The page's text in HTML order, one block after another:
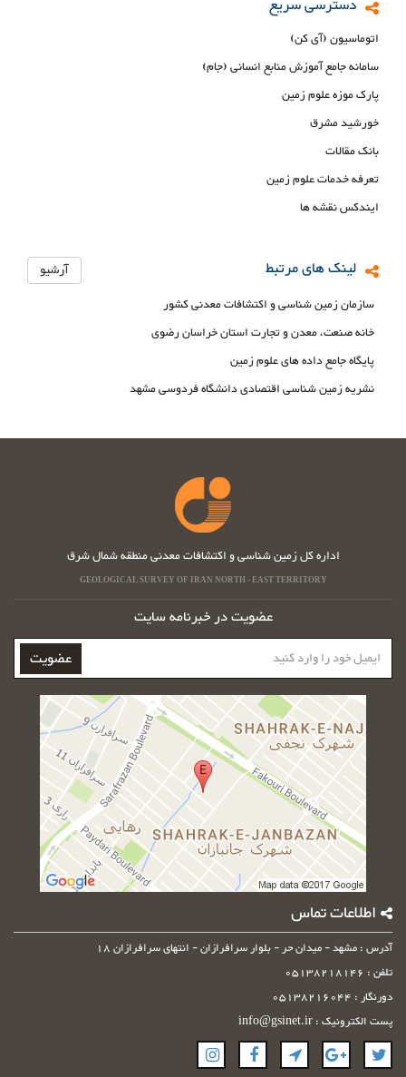
دسترسی سریع
اتوماسیون (آی کن)
سامانه جامع آموزش منابع انسانی (جام)
پارک موزه علوم زمین
خورشید مشرق
بانک مقالات
تعرفه خدمات علوم زمین
ایندکس نقشه ها
لینک های مرتبط آرشیو
سازمان زمین شناسی و اکتشافات معدنی کشور
خانه صنعت، معدن و تجارت استان خراسان رضوی
پایگاه جامع داده های علوم زمین
نشریه زمین شناسی اقتصادی دانشگاه فردوسی مشهد
اطلاعات تماس
آدرس : مشهد - میدان حر - بلوار سرافرازان - انتهای سرافرازان 18
تلفن : 05138218146
دورنگار : 05138216044
پست الکترونیک : info@gsinet.ir
اداره کل زمین شناسی و اکتشافات معدنی منطقه شمال شرق
GEOLOGICAL SURVEY OF IRAN NORTH - EAST TERRITORY
عضویت در خبرنامه سایت
ایمیل
خود
را
عضویت